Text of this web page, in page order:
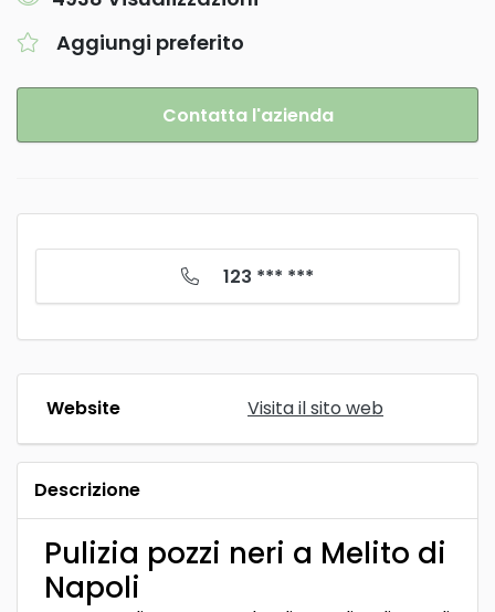
Aggiungi preferito
Contatta l'azienda
123 *** ***
Website Visita il sito web
Descrizione
Pulizia pozzi neri a Melito di
Napoli